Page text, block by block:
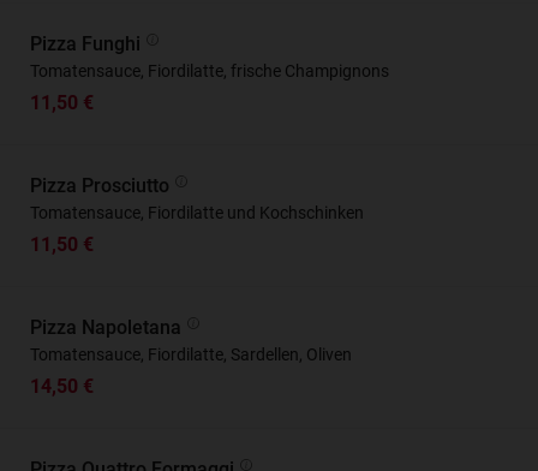
Pizza Funghi
Tomatensauce, Fiordilatte, frische Champignons
11,50 €
Pizza Prosciutto
Tomatensauce, Fiordilatte und Kochschinken
11,50 €
Pizza Napoletana
Tomatensauce, Fiordilatte, Sardellen, Oliven
14,50 €